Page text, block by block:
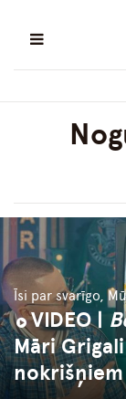
Īsi par svarīgo,
VIDEO |
Māri
nokrišņiem